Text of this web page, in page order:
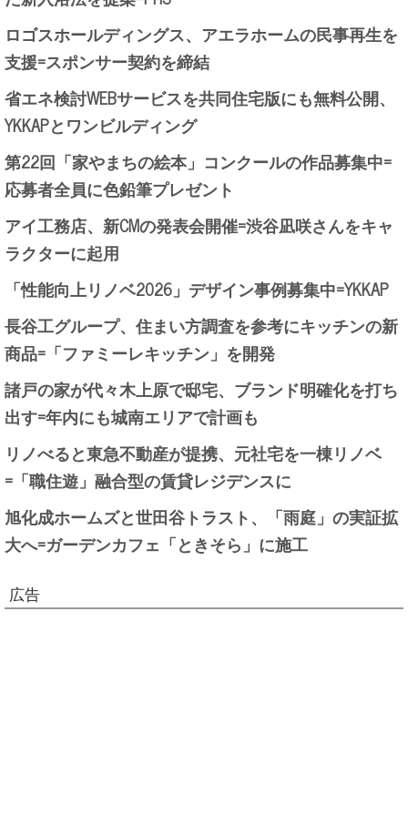
ロゴスホールディングス、アエラホームの民事再生を
支援=スポンサー契約を締結
省エネ検討WEBサービスを共同住宅版にも無料公開、
YKKAPとワンビルディング
第22回「家やまちの絵本」コンクールの作品募集中=
応募者全員に色鉛筆プレゼント
アイ工務店、新CMの発表会開催=渋谷凪咲さんをキャ
ラクターに起用
「性能向上リノベ2026」デザイン事例募集中=YKKAP
長谷工グループ、住まい方調査を参考にキッチンの新
商品=「ファミーレキッチン」を開発
諸戸の家が代々木上原で邸宅、ブランド明確化を打ち
出す=年内にも城南エリアで計画も
リノべると東急不動産が提携、元社宅を一棟リノベ
=「職住遊」融合型の賃貸レジデンスに
旭化成ホームズと世田谷トラスト、「雨庭」の実証拡
大へ=ガーデンカフェ「ときそら」に施工
広告